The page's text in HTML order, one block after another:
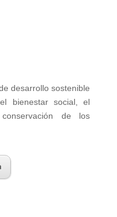
desarrollo sostenible
bienestar social, el
de los